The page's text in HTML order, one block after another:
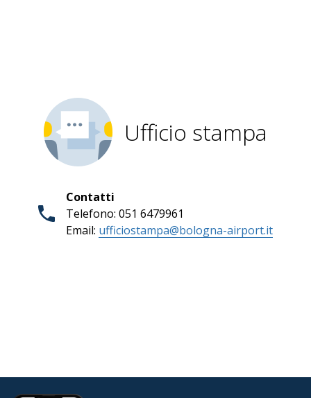
Ufficio stampa
Contatti
Telefono: 051 6479961
Email: ufficiostampa@bologna-airport.it